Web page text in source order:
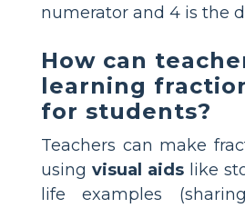
numerator and 4 is the
How can
learning
for students?
Teachers can make
using visual aids like
life examples